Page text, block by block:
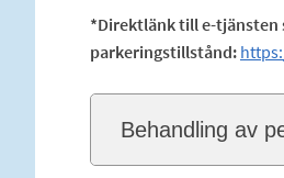
*Direktlänk till e-tjänsten
parkeringstillstånd:
Behandling av